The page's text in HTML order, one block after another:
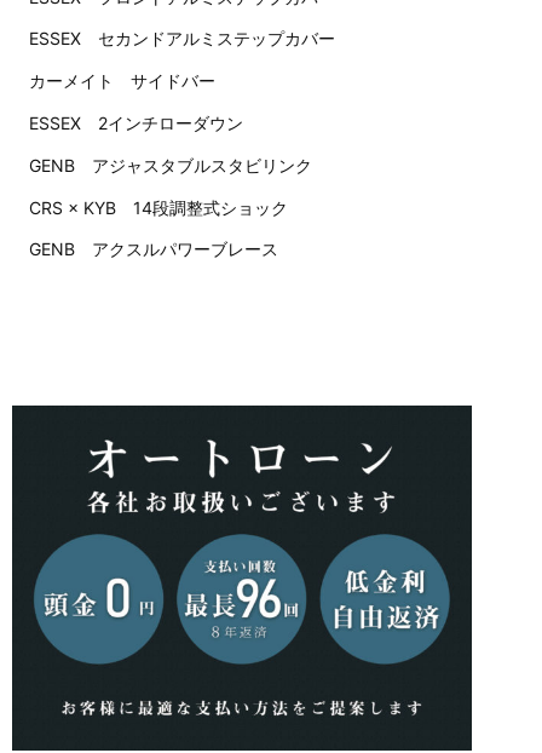
ESSEX セカンドアルミステップカバー
カーメイト サイドバー
ESSEX 2インチローダウン
GENB アジャスタブルスタビリンク
CRS × KYB 14段調整式ショック
GENB アクスルパワーブレース